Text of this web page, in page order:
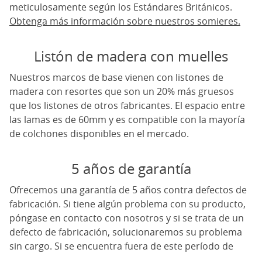
meticulosamente según los Estándares Británicos.
Obtenga más información sobre nuestros somieres.
Listón de madera con muelles
Nuestros marcos de base vienen con listones de
madera con resortes que son un 20% más gruesos
que los listones de otros fabricantes. El espacio entre
las lamas es de 60mm y es compatible con la mayoría
de colchones disponibles en el mercado.
5 años de garantía
Ofrecemos una garantía de 5 años contra defectos de
fabricación. Si tiene algún problema con su producto,
póngase en contacto con nosotros y si se trata de un
defecto de fabricación, solucionaremos su problema
sin cargo. Si se encuentra fuera de este período de